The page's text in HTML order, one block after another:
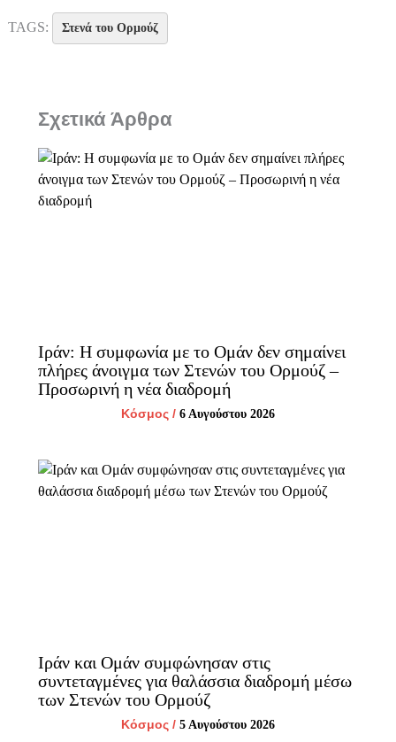
TAGS: Στενά του Ορμούζ
Σχετικά Άρθρα
Ιράν: Η συμφωνία με το Ομάν δεν σημαίνει
πλήρες άνοιγμα των Στενών του Ορμούζ –
Προσωρινή η νέα διαδρομή
Κόσμος / 6 Αυγούστου 2026
Ιράν και Ομάν συμφώνησαν στις
συντεταγμένες για θαλάσσια διαδρομή μέσω
των Στενών του Ορμούζ
Κόσμος / 5 Αυγούστου 2026